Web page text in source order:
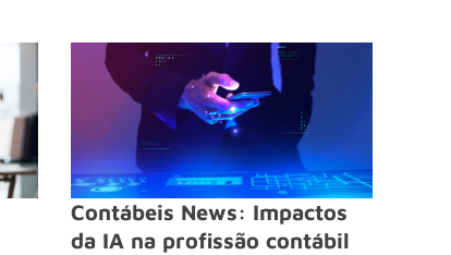
Contábeis News: Impactos
da IA na profissão contábil